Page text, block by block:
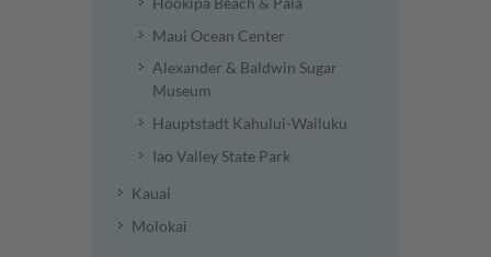
Maui Ocean Center
Alexander & Baldwin Sugar
Museum
Hauptstadt Kahului-Wailuku
Iao Valley State Park
Kauai
Molokai